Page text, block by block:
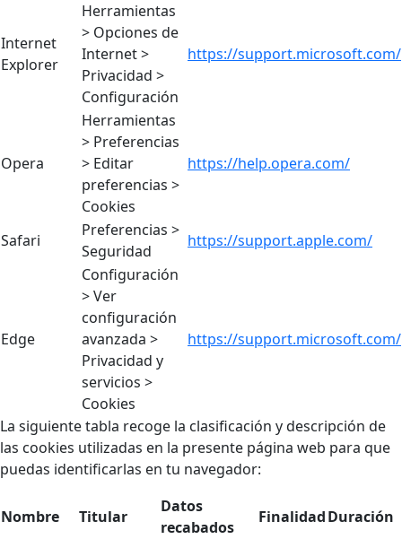
Internet
Explorer
Herramientas
> Opciones de
Internet >
Privacidad >
Configuración
https://support.microsoft.com/
Opera
Herramientas
> Preferencias
> Editar
preferencias >
Cookies
https://help.opera.com/
Safari
Preferencias >
Seguridad
https://support.apple.com/
Edge
Configuración
> Ver
configuración
avanzada >
Privacidad y
servicios >
Cookies
https://support.microsoft.com/
La siguiente tabla recoge la clasificación y descripción de
las cookies utilizadas en la presente página web para que
puedas identificarlas en tu navegador:
Nombre Titular
Datos
recabados
FinalidadDuración